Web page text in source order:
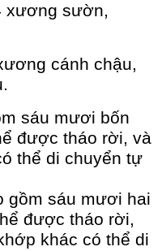
xương sườn,
cánh chậu,
sáu mươi bốn
được tháo rời, và
thể di chuyển tự
gồm sáu mươi hai
được tháo rời,
khác có thể di